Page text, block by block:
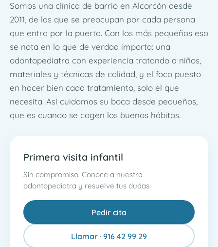
Somos una clínica de barrio en Alcorcón desde
2011, de las que se preocupan por cada persona
que entra por la puerta. Con los más pequeños eso
se nota en lo que de verdad importa: una
odontopediatra con experiencia tratando a niños,
materiales y técnicas de calidad, y el foco puesto
en hacer bien cada tratamiento, solo el que
necesita. Así cuidamos su boca desde pequeños,
que es cuando se cogen los buenos hábitos.
Primera visita infantil
Sin compromiso. Conoce a nuestra
odontopediatra y resuelve tus dudas.
Pedir cita
Llamar · 916 42 99 29